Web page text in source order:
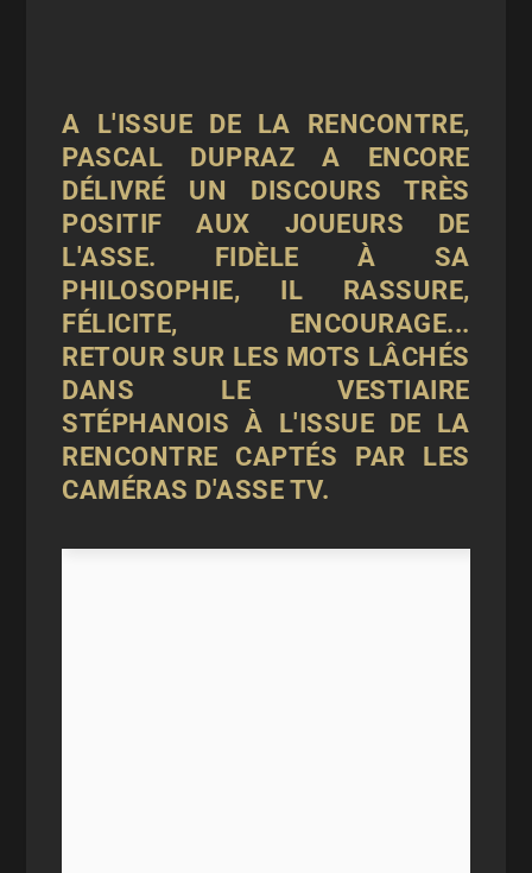
A L'ISSUE DE LA RENCONTRE,
PASCAL DUPRAZ A ENCORE
DÉLIVRÉ UN DISCOURS TRÈS
POSITIF AUX JOUEURS DE
L'ASSE. FIDÈLE À SA
PHILOSOPHIE, IL RASSURE,
FÉLICITE, ENCOURAGE...
RETOUR SUR LES MOTS LÂCHÉS
DANS LE VESTIAIRE
STÉPHANOIS À L'ISSUE DE LA
RENCONTRE CAPTÉS PAR LES
CAMÉRAS D'ASSE TV.